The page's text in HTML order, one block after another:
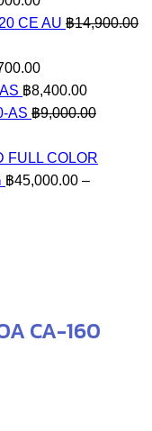
CE AU ฿14,900.00
฿8,400.00
AS ฿9,000.00
FULL COLOR
฿45,000.00 –
CA-160